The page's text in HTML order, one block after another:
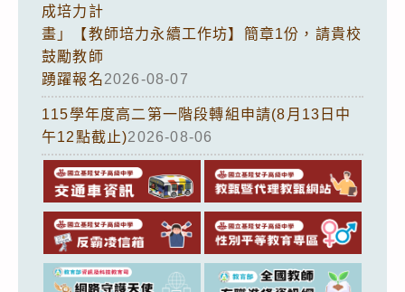
成培力計
畫」【教師培力永續工作坊】簡章1份，請貴校
鼓勵教師
踴躍報名2026-08-07
115學年度高二第一階段轉組申請(8月13日中
午12點截止)2026-08-06